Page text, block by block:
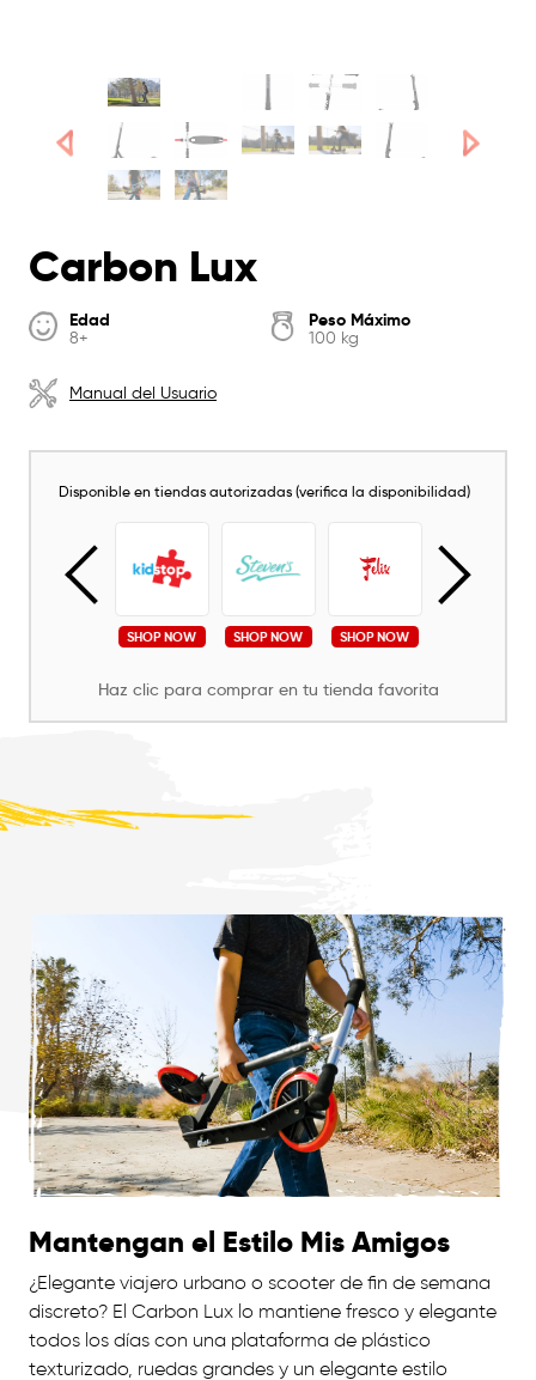
Carbon Lux
Edad
8+
Peso Máximo
100 kg
Manual del Usuario
Disponible en tiendas autorizadas (verifica la disponibilidad)
SHOP NOW SHOP NOW SHOP NOW
Haz clic para comprar en tu tienda favorita
Mantengan el Estilo Mis Amigos
¿Elegante viajero urbano o scooter de fin de semana
discreto? El Carbon Lux lo mantiene fresco y elegante
todos los días con una plataforma de plástico
texturizado, ruedas grandes y un elegante estilo